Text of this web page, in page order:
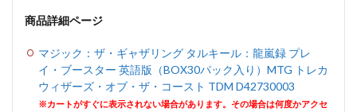
商品詳細ページ
マジック：ザ・ギャザリング タルキール：龍嵐録 プレ
イ・ブースター 英語版（BOX30パック入り）MTG トレカ
ウィザーズ・オブ・ザ・コースト TDM D42730003
※カートがすぐに表示されない場合があります。その場合は何度かアクセ